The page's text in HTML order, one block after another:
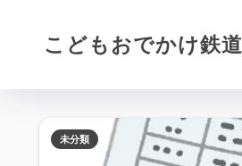
こどもおでかけ鉄道
未分類